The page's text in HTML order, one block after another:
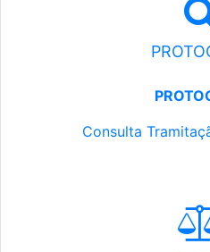
Consulta